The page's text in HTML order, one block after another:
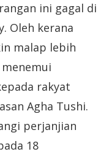
ini gagal di
Oleh kerana
malap lebih
rakyat
Agha Tushi.
perjanjian
18